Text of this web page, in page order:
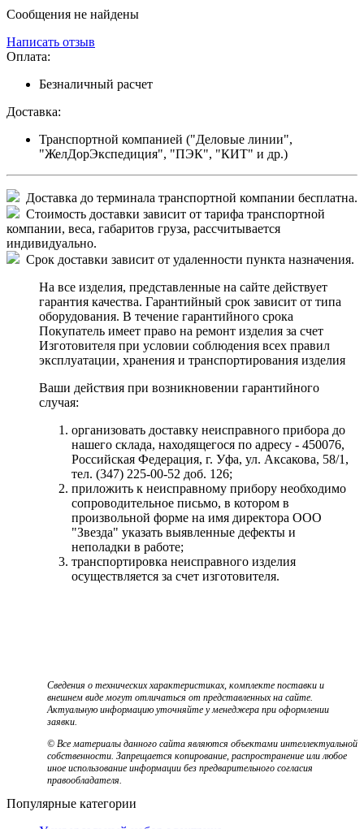
Сообщения не найдены
Написать отзыв
Оплата:
Безналичный расчет
Доставка:
Транспортной компанией ("Деловые линии",
"ЖелДорЭкспедиция", "ПЭК", "КИТ" и др.)
Доставка до терминала транспортной компании бесплатна.
Стоимость доставки зависит от тарифа транспортной
компании, веса, габаритов груза, рассчитывается
индивидуально.
Срок доставки зависит от удаленности пункта назначения.
На все изделия, представленные на сайте действует
гарантия качества. Гарантийный срок зависит от типа
оборудования. В течение гарантийного срока
Покупатель имеет право на ремонт изделия за счет
Изготовителя при условии соблюдения всех правил
эксплуатации, хранения и транспортирования изделия
Ваши действия при возникновении гарантийного
случая:
организовать доставку неисправного прибора до
нашего склада, находящегося по адресу - 450076,
Российская Федерация, г. Уфа, ул. Аксакова, 58/1,
тел. (347) 225-00-52 доб. 126;
приложить к неисправному прибору необходимо
сопроводительное письмо, в котором в
произвольной форме на имя директора ООО
"Звезда" указать выявленные дефекты и
неполадки в работе;
транспортировка неисправного изделия
осуществляется за счет изготовителя.
Сведения о технических характеристиках, комплекте поставки и
внешнем виде могут отличаться от представленных на сайте.
Актуальную информацию уточняйте у менеджера при оформлении
заявки.
© Все материалы данного сайта являются объектами интеллектуальной
собственности. Запрещается копирование, распространение или любое
иное использование информации без предварительного согласия
правообладателя.
Популярные категории